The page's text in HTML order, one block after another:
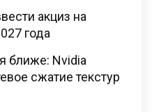
акциз на
года
ближе: Nvidia
сжатие текстур